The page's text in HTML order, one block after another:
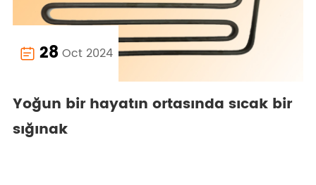
 28 Oct 2024
Yoğun bir hayatın ortasında sıcak bir
sığınak